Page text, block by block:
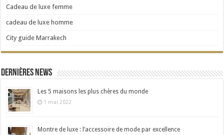
Cadeau de luxe femme
cadeau de luxe homme
City guide Marrakech
Dernières news
Les 5 maisons les plus chères du monde
1 mai 2022
Montre de luxe : l’accessoire de mode par excellence